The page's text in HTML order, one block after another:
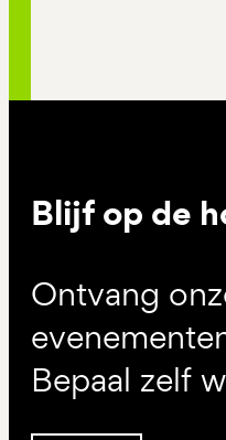
Blijf op de
Ontvang
Bepaal zelf